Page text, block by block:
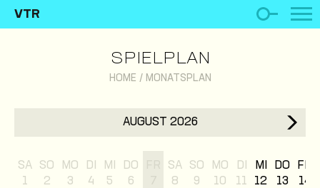
VTR
SPIELPLAN
HOME / MONATSPLAN
AUGUST 2026
SA
1
SO
2
MO
3
DI
4
MI
5
DO
6
SA
8
SO
9
MO
10
DI
11
MI
12
DO
13
FR
14